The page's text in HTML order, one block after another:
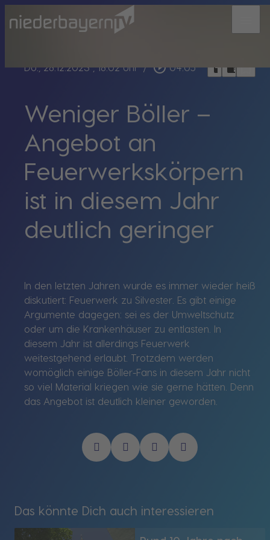
Do., 28.12.2023, 18:02 Uhr / play_circle_outline 04:05 headphoneschrome_reader_modebookmark_border
Weniger Böller –
Angebot an
Feuerwerkskörpern
ist in diesem Jahr
deutlich geringer
In den letzten Jahren wurde es immer wieder heiß
diskutiert: Feuerwerk zu Silvester. Es gibt einige
Argumente dagegen: sei es der Umweltschutz
oder um die Krankenhäuser zu entlasten. In
diesem Jahr ist allerdings Feuerwerk
weitestgehend erlaubt. Trotzdem werden
womöglich einige Böller-Fans in diesem Jahr nicht
so viel Material kriegen wie sie gerne hätten. Denn
das Angebot ist deutlich kleiner geworden.
Das könnte Dich auch interessieren